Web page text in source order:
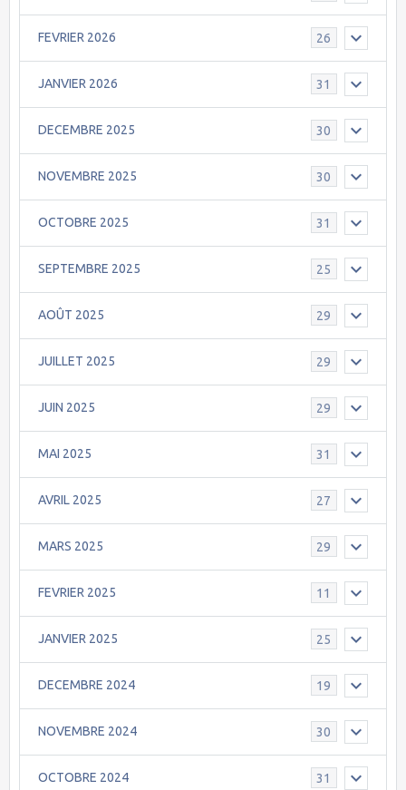
FEVRIER 2026 26
JANVIER 2026 31
DECEMBRE 2025 30
NOVEMBRE 2025 30
OCTOBRE 2025 31
SEPTEMBRE 2025 25
AOÛT 2025 29
JUILLET 2025 29
JUIN 2025 29
MAI 2025 31
AVRIL 2025 27
MARS 2025 29
FEVRIER 2025 11
JANVIER 2025 25
DECEMBRE 2024 19
NOVEMBRE 2024 30
OCTOBRE 2024 31